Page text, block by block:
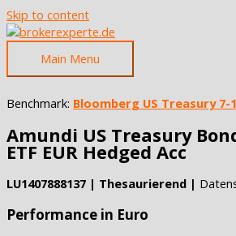
Skip to content
Main Menu
Benchmark: Bloomberg US Treasury 7-
Amundi US Treasury
ETF EUR Hedged Acc
LU1407888137 | Thesaurierend |
Performance in Euro